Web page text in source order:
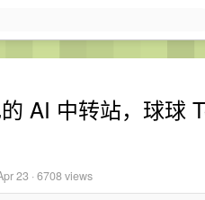
AI 中转站，球球
23 · 6708 views